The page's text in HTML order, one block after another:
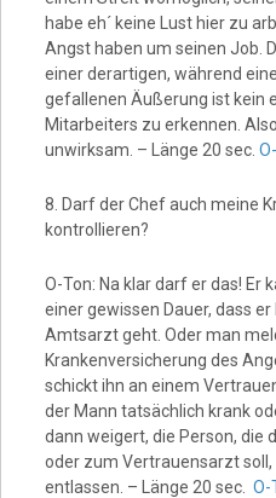
habe eh´ keine Lust hier zu
Angst haben um seinen Job.
einer derartigen, während
gefallenen Äußerung ist kein
Mitarbeiters zu erkennen.
unwirksam. – Länge 20 sec.
8. Darf der Chef auch meine
kontrollieren?
O-Ton: Na klar darf er das! Er
einer gewissen Dauer, dass
Amtsarzt geht. Oder man
Krankenversicherung des
schickt ihn an einem
der Mann tatsächlich krank
dann weigert, die Person,
oder zum Vertrauensarzt
entlassen. – Länge 20 sec. O-